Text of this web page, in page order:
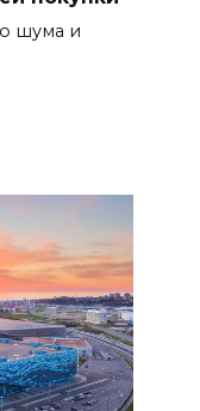
шума и